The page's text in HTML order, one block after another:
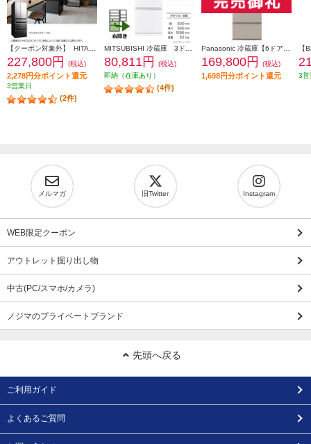
227,800円 (税込)
2,278円分ポイント還元
3営業日
(2件)
80,811円
(税込)
即納（在庫あり）
(4件)
169,800円 (税込)
1,698円分ポイント還元 3営
メルマガ 旧Twitter Instagram
WEB限定クーポン
アウトレット掘り出し物
中古(PC/スマホ/カメラ)
ノジマのプライベートブランド
先頭へ戻る
ご利用ガイド
よくあるご質問